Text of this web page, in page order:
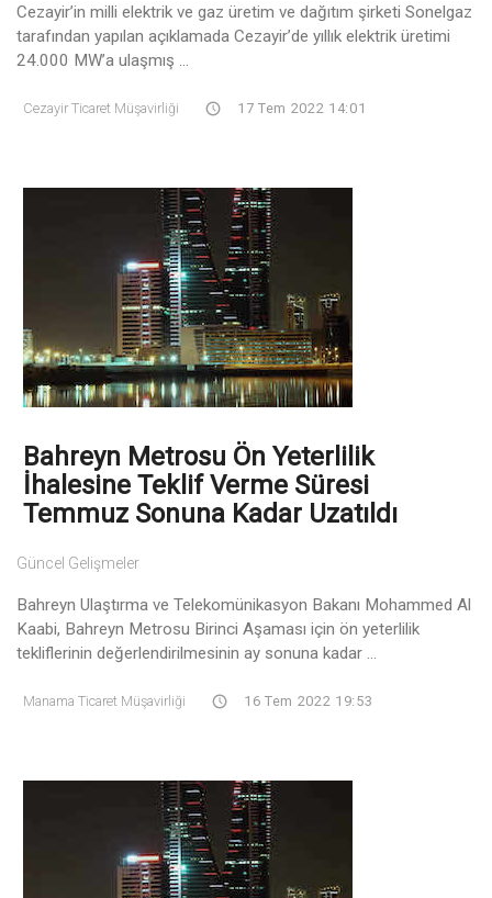
Cezayir’in milli elektrik ve gaz üretim ve dağıtım şirketi Sonelgaz
tarafından yapılan açıklamada Cezayir’de yıllık elektrik üretimi
24.000 MW’a ulaşmış ...
Cezayir Ticaret Müşavirliği 17 Tem 2022 14:01
Bahreyn Metrosu Ön Yeterlilik
İhalesine Teklif Verme Süresi
Temmuz Sonuna Kadar Uzatıldı
Güncel Gelişmeler
Bahreyn Ulaştırma ve Telekomünikasyon Bakanı Mohammed Al
Kaabi, Bahreyn Metrosu Birinci Aşaması için ön yeterlilik
tekliflerinin değerlendirilmesinin ay sonuna kadar ...
Manama Ticaret Müşavirliği 16 Tem 2022 19:53